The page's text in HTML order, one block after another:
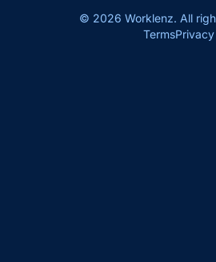
© 2026 Worklenz. All
TermsPrivacy